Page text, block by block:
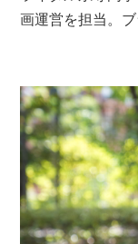
画運営を担当。